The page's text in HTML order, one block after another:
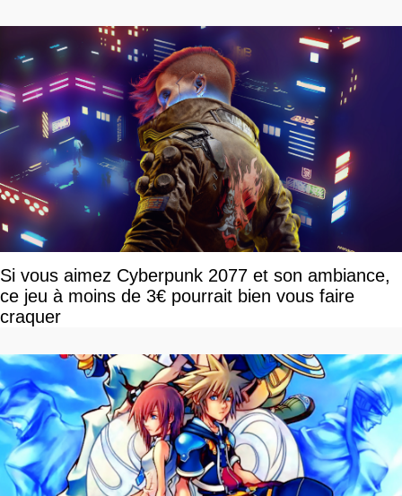
Si vous aimez Cyberpunk 2077 et son ambiance,
ce jeu à moins de 3€ pourrait bien vous faire
craquer